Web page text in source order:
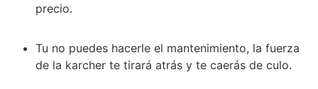
precio.
Tu no puedes hacerle el mantenimiento, la fuerza
de la karcher te tirará atrás y te caerás de culo.